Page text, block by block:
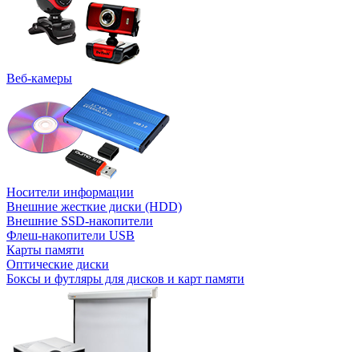
Веб-камеры
Носители информации
Внешние жесткие диски (HDD)
Внешние SSD-накопители
Флеш-накопители USB
Карты памяти
Оптические диски
Боксы и футляры для дисков и карт памяти